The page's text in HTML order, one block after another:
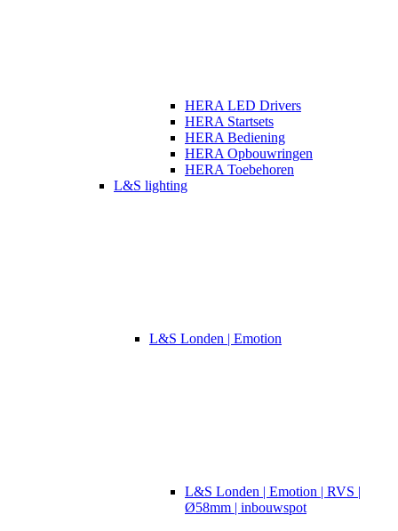
HERA LED Drivers
HERA Startsets
HERA Bediening
HERA Opbouwringen
HERA Toebehoren
L&S lighting
L&S Londen | Emotion
L&S Londen | Emotion | RVS |
Ø58mm | inbouwspot